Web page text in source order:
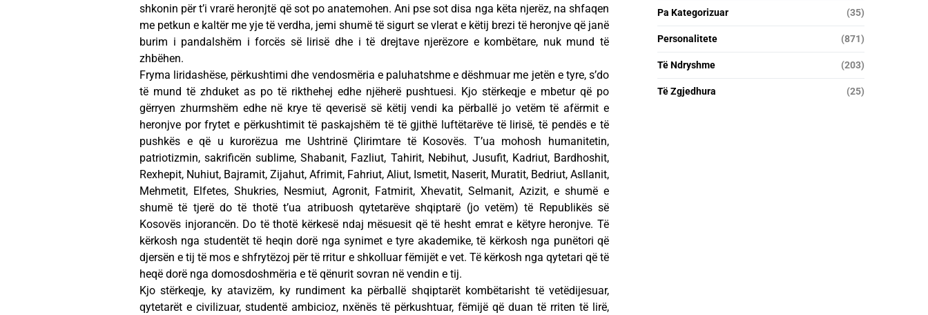
shkonin për t’i vrarë heronjtë që sot po anatemohen. Ani pse sot disa nga këta njerëz, na shfaqen
me petkun e kaltër me yje të verdha, jemi shumë të sigurt se vlerat e këtij brezi të heronjve që janë
burim i pandalshëm i forcës së lirisë dhe i të drejtave njerëzore e kombëtare, nuk mund të
zhbëhen.
Fryma liridashëse, përkushtimi dhe vendosmëria e paluhatshme e dëshmuar me jetën e tyre, s’do
të mund të zhduket as po të rikthehej edhe njëherë pushtuesi. Kjo stërkeqje e mbetur që po
gërryen zhurmshëm edhe në krye të qeverisë së këtij vendi ka përballë jo vetëm të afërmit e
heronjve por frytet e përkushtimit të paskajshëm të të gjithë luftëtarëve të lirisë, të pendës e të
pushkës e që u kurorëzua me Ushtrinë Çlirimtare të Kosovës. T’ua mohosh humanitetin,
patriotizmin, sakrificën sublime, Shabanit, Fazliut, Tahirit, Nebihut, Jusufit, Kadriut, Bardhoshit,
Rexhepit, Nuhiut, Bajramit, Zijahut, Afrimit, Fahriut, Aliut, Ismetit, Naserit, Muratit, Bedriut, Asllanit,
Mehmetit, Elfetes, Shukries, Nesmiut, Agronit, Fatmirit, Xhevatit, Selmanit, Azizit, e shumë e
shumë të tjerë do të thotë t’ua atribuosh qytetarëve shqiptarë (jo vetëm) të Republikës së
Kosovës injorancën. Do të thotë kërkesë ndaj mësuesit që të hesht emrat e këtyre heronjve. Të
kërkosh nga studentët të heqin dorë nga synimet e tyre akademike, të kërkosh nga punëtori që
djersën e tij të mos e shfrytëzoj për të rritur e shkolluar fëmijët e vet. Të kërkosh nga qytetari që të
heqë dorë nga domosdoshmëria e të qënurit sovran në vendin e tij.
Kjo stërkeqje, ky atavizëm, ky rundiment ka përballë shqiptarët kombëtarisht të vetëdijesuar,
qytetarët e civilizuar, studentë ambicioz, nxënës të përkushtuar, fëmijë që duan të rriten të lirë,
Pa Kategorizuar (35)
Personalitete (871)
Të Ndryshme (203)
Të Zgjedhura (25)